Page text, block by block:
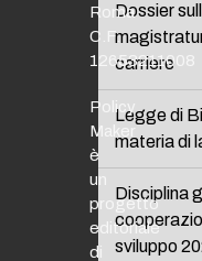
Dossier
carriere
Legge di
materia di
Disciplina
sviluppo
Roma
C.F.
12653211008
Policy
Maker
è
un
progetto
editoriale
di